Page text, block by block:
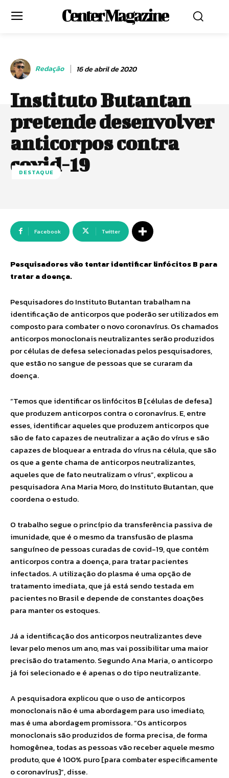
Center Magazine
Redação 16 de abril de 2020
Instituto Butantan
pretende desenvolver
anticorpos contra
covid-19
DESTAQUE
Facebook Twitter
Pesquisadores vão tentar identificar linfócitos B para
tratar a doença.
Pesquisadores do Instituto Butantan trabalham na
identificação de anticorpos que poderão ser utilizados em
composto para combater o novo coronavírus. Os chamados
anticorpos monoclonais neutralizantes serão produzidos
por células de defesa selecionadas pelos pesquisadores,
que estão no sangue de pessoas que se curaram da
doença.
“Temos que identificar os linfócitos B [células de defesa]
que produzem anticorpos contra o coronavírus. E, entre
esses, identificar aqueles que produzem anticorpos que
são de fato capazes de neutralizar a ação do vírus e são
capazes de bloquear a entrada do vírus na célula, que são
os que a gente chama de anticorpos neutralizantes,
aqueles que de fato neutralizam o vírus”, explicou a
pesquisadora Ana Maria Moro, do Instituto Butantan, que
coordena o estudo.
O trabalho segue o princípio da transferência passiva de
imunidade, que é o mesmo da transfusão de plasma
sanguíneo de pessoas curadas de covid-19, que contém
anticorpos contra a doença, para tratar pacientes
infectados. A utilização do plasma é uma opção de
tratamento imediata, que já está sendo testada em
pacientes no Brasil e depende de constantes doações
para manter os estoques.
Já a identificação dos anticorpos neutralizantes deve
levar pelo menos um ano, mas vai possibilitar uma maior
precisão do tratamento. Segundo Ana Maria, o anticorpo
já foi selecionado e é apenas o do tipo neutralizante.
A pesquisadora explicou que o uso de anticorpos
monoclonais não é uma abordagem para uso imediato,
mas é uma abordagem promissora. “Os anticorpos
monoclonais são produzidos de forma precisa, de forma
homogênea, todas as pessoas vão receber aquele mesmo
produto, que é 100% puro [para combater especificamente
o coronavírus]”, disse.